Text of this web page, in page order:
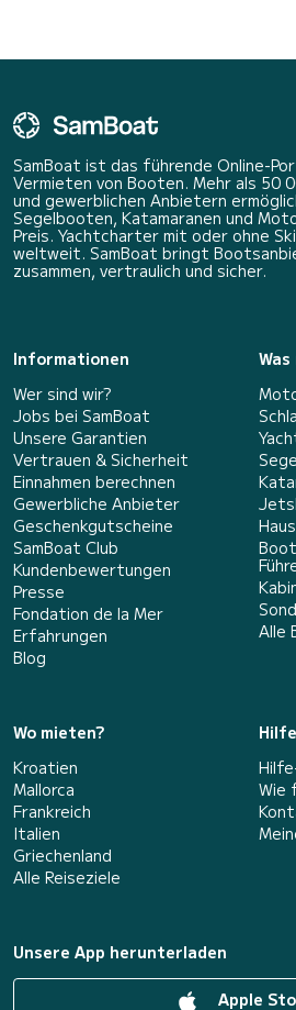
SamBoat ist das führende Online-
Vermieten von Booten. Mehr als 50
und gewerblichen Anbietern
Segelbooten, Katamaranen und
Preis. Yachtcharter mit oder ohne
weltweit. SamBoat bringt
zusammen, vertraulich und sicher.
Informationen
Wer sind wir?
Jobs bei SamBoat
Unsere Garantien
Vertrauen & Sicherheit
Einnahmen berechnen
Gewerbliche Anbieter
Geschenkgutscheine
SamBoat Club
Kundenbewertungen
Presse
Fondation de la Mer
Erfahrungen
Blog
Alle
Wo mieten?
Kroatien
Mallorca
Frankreich
Italien
Griechenland
Alle Reiseziele
Hilfe
Wie
Unsere App herunterladen
Apple